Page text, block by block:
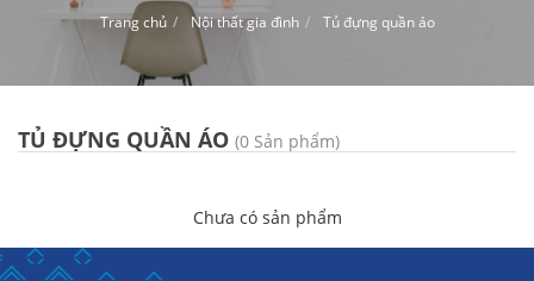
Trang chủ Nội thất gia đình Tủ đựng quần áo
TỦ ĐỰNG QUẦN ÁO (0 Sản phẩm)
Chưa có sản phẩm